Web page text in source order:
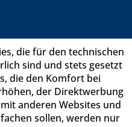
die für den technischen
sind und stets gesetzt
die den Komfort bei
der Direktwerbung
anderen Websites und
sollen, werden nur